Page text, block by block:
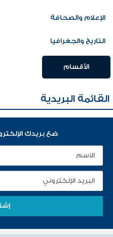
الإعلام والصحافة
التاريخ والجغرافيا
الأقسام
القائمة البريدية
ضع بريدك